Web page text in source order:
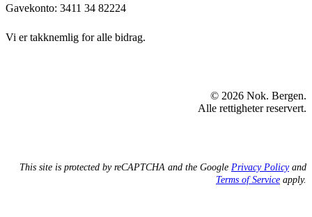
Gavekonto: 3411 34 82224
Vi er takknemlig for alle bidrag.
© 2026 Nok. Bergen.
Alle rettigheter reservert.
This site is protected by reCAPTCHA and the Google Privacy Policyand
Terms of Service apply.